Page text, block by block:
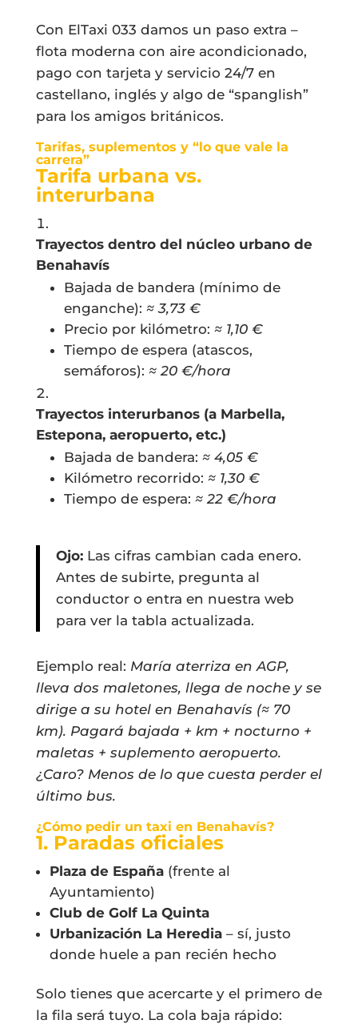
Con ElTaxi 033 damos un paso extra –
flota moderna con aire acondicionado,
pago con tarjeta y servicio 24/7 en
castellano, inglés y algo de “spanglish”
para los amigos británicos.
Tarifas, suplementos y “lo que vale la
carrera”
Tarifa urbana vs.
interurbana
Trayectos dentro del núcleo urbano de
Benahavís
Bajada de bandera (mínimo de
enganche): ≈ 3,73 €
Precio por kilómetro: ≈ 1,10 €
Tiempo de espera (atascos,
semáforos): ≈ 20 €/hora
Trayectos interurbanos (a Marbella,
Estepona, aeropuerto, etc.)
Bajada de bandera: ≈ 4,05 €
Kilómetro recorrido: ≈ 1,30 €
Tiempo de espera: ≈ 22 €/hora
Ojo:Las cifras cambian cada enero.
Antes de subirte, pregunta al
conductor o entra en nuestra web
para ver la tabla actualizada.
Ejemplo real: María aterriza en AGP,
lleva dos maletones, llega de noche y se
dirige a su hotel en Benahavís (≈ 70
km). Pagará bajada + km + nocturno +
maletas + suplemento aeropuerto.
¿Caro? Menos de lo que cuesta perder el
último bus.
¿Cómo pedir un taxi en Benahavís?
1. Paradas oficiales
Plaza de España(frente al
Ayuntamiento)
Club de Golf La Quinta
Urbanización La Heredia– sí, justo
donde huele a pan recién hecho
Solo tienes que acercarte y el primero de
la fila será tuyo. La cola baja rápido: